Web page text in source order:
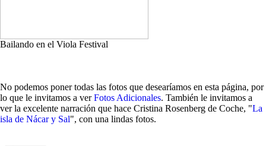
Bailando en el Viola Festival
No podemos poner todas las fotos que desearíamos en esta página, por
lo que le invitamos a verFotos Adicionales. También le invitamos a
ver la excelente narración que hace Cristina Rosenberg de Coche, "La
isla de Nácar y Sal", con una lindas fotos.